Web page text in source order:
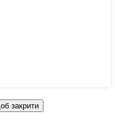
закрити